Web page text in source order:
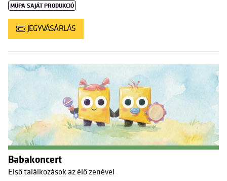
MÜPA SAJÁT PRODUKCIÓ
JEGYVÁSÁRLÁS
Babakoncert
Első találkozások az élő zenével